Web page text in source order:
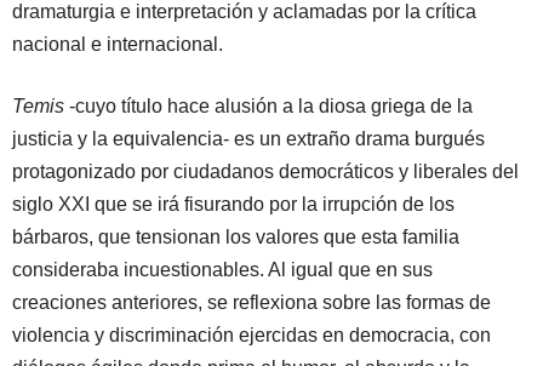
dramaturgia e interpretación y aclamadas por la crítica
nacional e internacional.
Temis -cuyo título hace alusión a la diosa griega de la
justicia y la equivalencia- es un extraño drama burgués
protagonizado por ciudadanos democráticos y liberales del
siglo XXI que se irá fisurando por la irrupción de los
bárbaros, que tensionan los valores que esta familia
consideraba incuestionables. Al igual que en sus
creaciones anteriores, se reflexiona sobre las formas de
violencia y discriminación ejercidas en democracia, con